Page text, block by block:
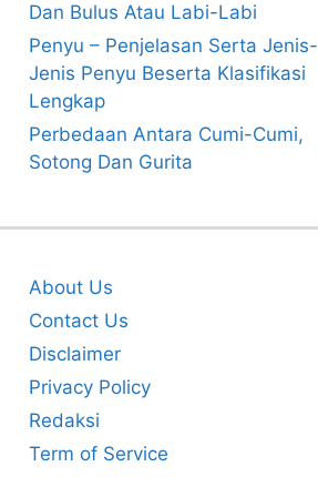
Dan Bulus Atau Labi-Labi
Penyu – Penjelasan Serta Jenis-
Jenis Penyu Beserta Klasifikasi
Lengkap
Perbedaan Antara Cumi-Cumi,
Sotong Dan Gurita
About Us
Contact Us
Disclaimer
Privacy Policy
Redaksi
Term of Service